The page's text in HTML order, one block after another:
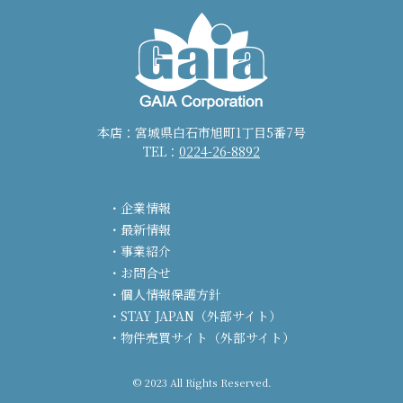
本店：宮城県白石市旭町1丁目5番7号
TEL： 0224-26-8892
企業情報
最新情報
事業紹介
お問合せ
個人情報保護方針
STAY JAPAN（外部サイト）
物件売買サイト（外部サイト）
© 2023 All Rights Reserved.